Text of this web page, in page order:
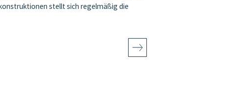
stellt sich regelmäßig die